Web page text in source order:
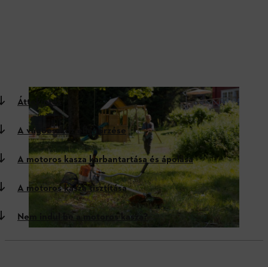
Áttekintés
A vágóeszköz ellenőrzése
A motoros kasza karbantartása és ápolása
A motoros kasza tisztítása
Nem indul be a motoros kasza?